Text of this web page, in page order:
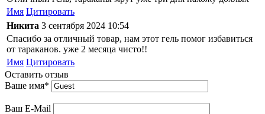
Имя Цитировать
Никита 3 сентября 2024 10:54
Спасибо за отличный товар, нам этот гель помог избавиться
от тараканов. уже 2 месяца чисто!!
Имя Цитировать
Оставить отзыв
Ваше имя*
Ваш E-Mail